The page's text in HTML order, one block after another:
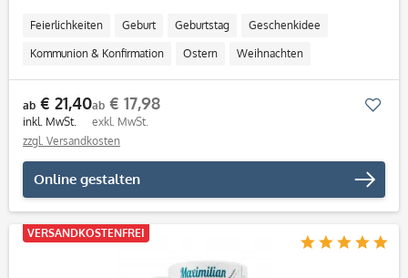
Feierlichkeiten Geburt Geburtstag Geschenkidee
Kommunion & Konfirmation Ostern Weihnachten
Dekoration Kind
Personalisierbar / Onlinegestaltung
ab € 21,40
inkl. MwSt.
ab € 17,98
exkl. MwSt.
zzgl. Versandkosten
Online gestalten
VERSANDKOSTENFREI